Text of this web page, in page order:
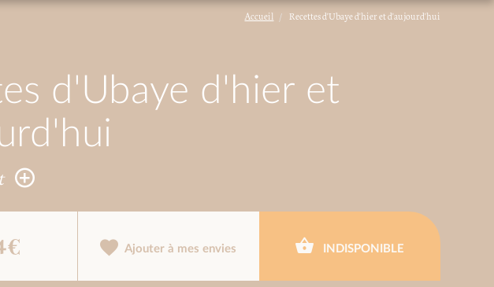
Accueil Recettes d'Ubaye d'hier et d'aujourd'hui
d'Ubaye d'hier et
€ Ajouter à mes envies INDISPONIBLE